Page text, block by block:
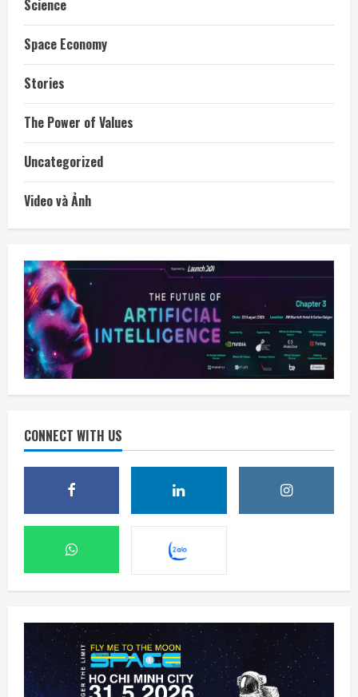
Science
Space Economy
Stories
The Power of Values
Uncategorized
Video và Ảnh
CONNECT WITH US